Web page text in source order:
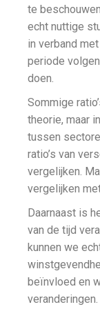
te
echt nuttige
in verband
periode
doen.
Sommige
theorie, maar
tussen
ratio’s van
vergelijken.
vergelijken
Daarnaast is
van de tijd
kunnen we
beïnvloed en